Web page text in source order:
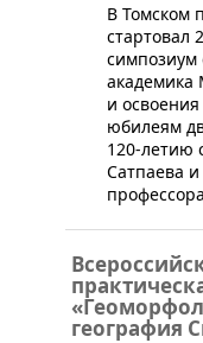
В Томском
симпозиум
академика
и
юбилеям
120-летию
Сатпаева
география